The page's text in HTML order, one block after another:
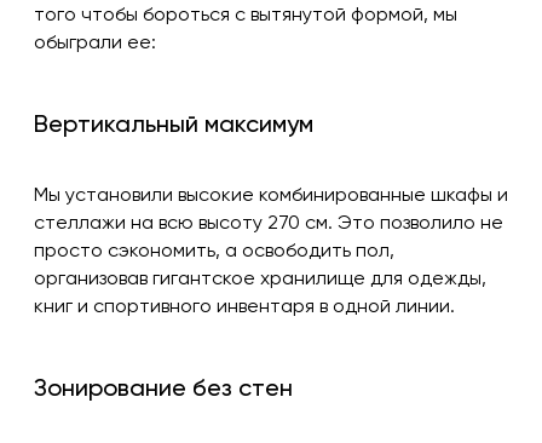
того чтобы бороться с вытянутой формой, мы
обыграли ее:
Вертикальный максимум
Мы установили высокие комбинированные шкафы и
стеллажи на всю высоту 270 см. Это позволило не
просто сэкономить, а освободить пол,
организовав гигантское хранилище для одежды,
книг и спортивного инвентаря в одной линии.
Зонирование без стен